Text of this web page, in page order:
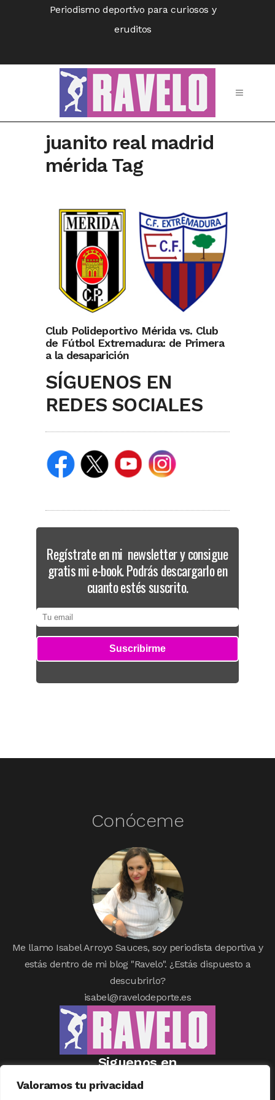
Valoramos tu privacidad
Periodismo deportivo para curiosos y
eruditos
juanito real madrid
mérida Tag
Club Polideportivo Mérida vs. Club
de Fútbol Extremadura: de Primera
a la desaparición
SÍGUENOS EN
REDES SOCIALES
Regístrate en mi newsletter y consigue
gratis mi e-book. Podrás descargarlo en
cuanto estés suscrito.
Conóceme
Me llamo Isabel Arroyo Sauces, soy periodista deportiva y
estás dentro de mi blog "Ravelo". ¿Estás dispuesto a
descubrirlo?
isabel@ravelodeporte.es
Siguenos en